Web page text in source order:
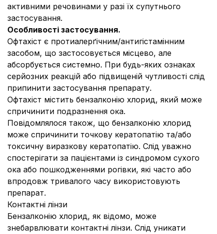
активними речовинами у разі їх супутнього
застосування.
Особливості застосування.
Офтахіст є протиалерґічним/антигістамінним
засобом, що застосовується місцево, але
абсорбується системно. При будь-яких ознаках
серйозних реакцій або підвищеній чутливості слід
припинити застосування препарату.
Офтахіст містить бензалконію хлорид, який може
спричинити подразнення ока.
Повідомлялося також, що бензалконію хлорид
може спричинити точкову кератопатію та/або
токсичну виразкову кератопатію. Слід уважно
спостерігати за пацієнтами із синдромом сухого
ока або пошкодженнями рогівки, які часто або
впродовж тривалого часу використовують
препарат.
Контактні лінзи
Бензалконію хлорид, як відомо, може
знебарвлювати контактні лінзи. Слід уникати